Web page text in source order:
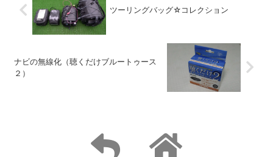
ツーリングバッグ☆コレクション
ナビの無線化（聴くだけブルートゥース
２）